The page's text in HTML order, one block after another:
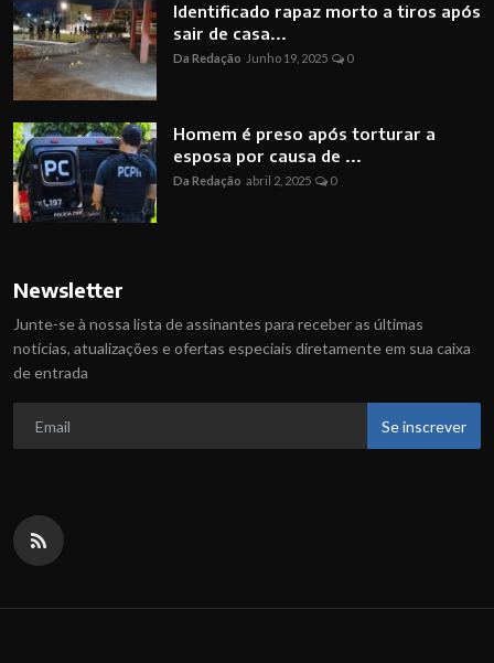
Identificado rapaz morto a tiros após
sair de casa...
Da Redação Junho 19, 2025 0
Homem é preso após torturar a
esposa por causa de ...
Da Redação abril 2, 2025 0
Newsletter
Junte-se à nossa lista de assinantes para receber as últimas
notícias, atualizações e ofertas especiais diretamente em sua caixa
de entrada
Se inscrever